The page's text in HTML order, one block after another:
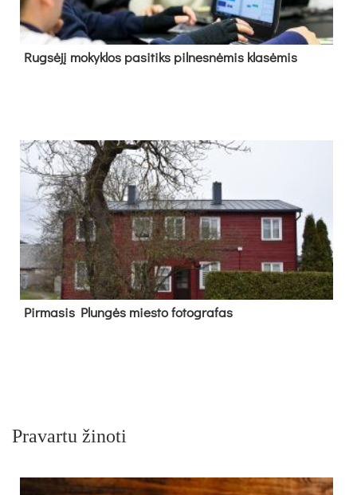
Rug­sė­jį mo­kyk­los pa­si­tiks pil­nes­nė­mis kla­sė­mis
Pir­ma­sis Plun­gės mies­to fo­tog­ra­fas
Pravartu žinoti